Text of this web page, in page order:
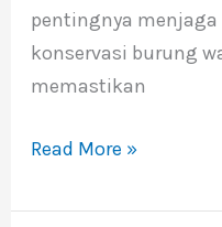
pentingnya
konservasi burung
memastikan
Read More »